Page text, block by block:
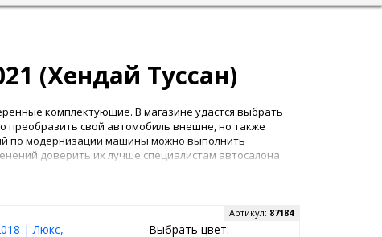
(Хендай Туссан)
комплектующие. В магазине удастся выбрать
преобразить свой автомобиль внешне, но также
по модернизации машины можно выполнить
доверить их лучше специалистам автосалона
| Люкс,
Артикул: 87184
Выбрать цвет: